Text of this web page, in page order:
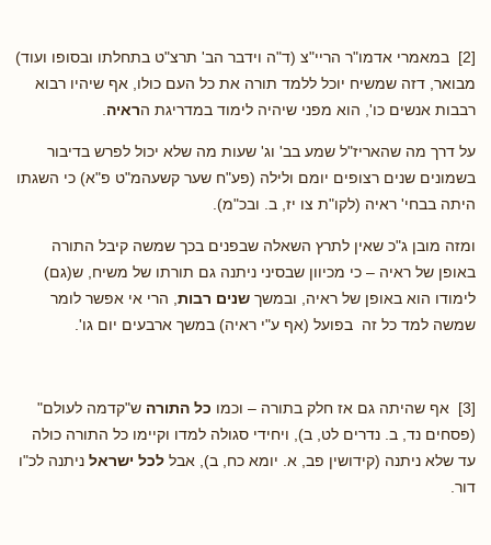
[2] במאמרי אדמו"ר הריי"צ (ד"ה וידבר הב' תרצ"ט בתחלתו ובסופו ועוד)
מבואר, דזה שמשיח יוכל ללמד תורה את כל העם כולו, אף שיהיו רבוא
רבבות אנשים כו', הוא מפני שיהיה לימוד במדריגת הראיה
על דרך מה שהאריז"ל שמע בב' וג' שעות מה שלא יכול לפרש בדיבור
בשמונים שנים רצופים יומם ולילה (פע"ח שער קשעהמ"ט פ"א) כי השגתו
היתה בבחי' ראיה (לקו"ת צו יז, ב. ובכ"מ).
ומזה מובן ג"כ שאין לתרץ השאלה שבפנים בכך שמשה קיבל התורה
באופן של ראיה – כי מכיוון שבסיני ניתנה גם תורתו של משיח, ש(גם)
לימודו הוא באופן של ראיה, ובמשך שנים רבות , הרי אי אפשר לומר
שמשה למד כל זה בפועל (אף ע"י ראיה) במשך ארבעים יום גו'.
[3] אף שהיתה גם אז חלק בתורה – וכמו כל התורה ש"קדמה לעולם"
(פסחים נד, ב. נדרים לט, ב), ויחידי סגולה למדו וקיימו כל התורה כולה
עד שלא ניתנה (קידושין פב, א. יומא כח, ב), אבל לכל ישראל ניתנה לכ"ו
דור.